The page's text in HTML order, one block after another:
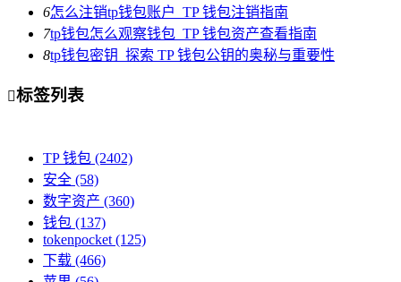
6怎么注销tp钱包账户_TP 钱包注销指南
7tp钱包怎么观察钱包_TP 钱包资产查看指南
8tp钱包密钥_探索 TP 钱包公钥的奥秘与重要性
标签列表
TP 钱包 (2402)
安全 (58)
数字资产 (360)
钱包 (137)
tokenpocket (125)
下载 (466)